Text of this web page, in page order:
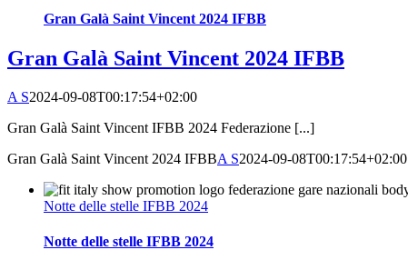
Gran Galà Saint Vincent 2024 IFBB
Gran Galà Saint Vincent 2024 IFBB
A S2024-09-08T00:17:54+02:00
Gran Galà Saint Vincent IFBB 2024 Federazione [...]
Gran Galà Saint Vincent 2024 IFBBA S2024-09-08T00:17:54+02:00
Notte delle stelle IFBB 2024
Notte delle stelle IFBB 2024